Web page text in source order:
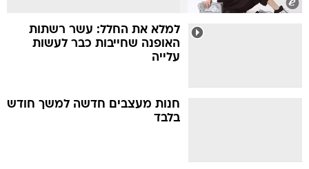
למלא את החלל: עשר רשתות
האופנה שחייבות כבר לעשות
עלייה
חנות מעצבים חדשה למשך חודש
בלבד